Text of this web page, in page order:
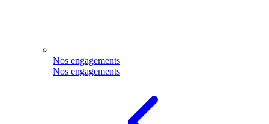
Nos engagements
Nos engagements